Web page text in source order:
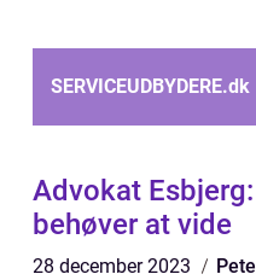
SERVICEUDBYDERE.dk
Advokat
behøver at vide
28 december 2023